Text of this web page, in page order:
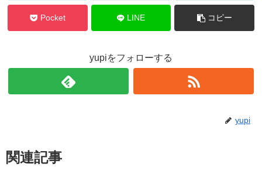
Pocket LINE コピー
yupiをフォローする
yupi
関連記事